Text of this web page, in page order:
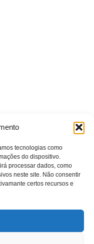
tecnologias como
do dispositivo.
processar dados, como
neste site. Não consentir
certos recursos e